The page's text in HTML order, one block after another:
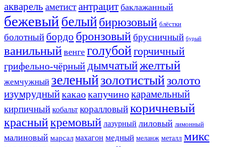
акварель аметистантрацит баклажанный
бежевый белыйбирюзовый блёстки
болотный бордо бронзовыйбрусничный бурый
ванильный венге голубойгорчичный
грифельно-чёрный дымчатыйжелтый
жемчужный зеленыйзолотистыйзолото
изумрудныйкакаокапучинокарамельный
кирпичный кобальт коралловыйкоричневый
красныйкремовый лазурный лиловый лимонный
малиновый марсал махагон медный меланж металл микс